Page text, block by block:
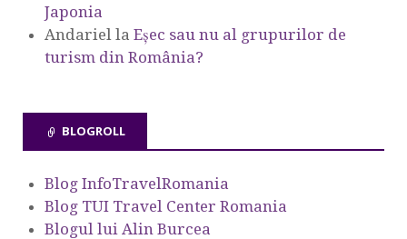
Japonia
Andariel la Eşec sau nu al grupurilor de
turism din România?
BLOGROLL
Blog InfoTravelRomania
Blog TUI Travel Center Romania
Blogul lui Alin Burcea